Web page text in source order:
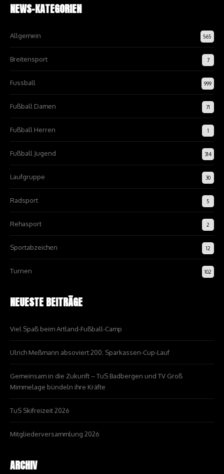
NEWS-KATEGORIEN
Allgemein 565
Breitensport 7
Fussball 999
Fußball Damen 71
Fußball Herren 1
Fußball Jugend 314
Laufgruppe 30
Radsport 5
Rehasport 2
Sportabzeichen 12
Turnen 102
NEUESTE BEITRÄGE
Viel Spaß beim Artland-Fußball-Camp
Ulrich Meßmann absoviert 200. Sparkassen-Cup-Lauf
Gemeinsam in die Zukunft – TuS Badbergen und TV Groß
Mimmelage bündeln ihre Kräfte
TuS Skifreizeit 2026
Mitgliederversammlung 2026
ARCHIV